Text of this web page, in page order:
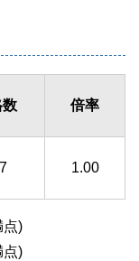
倍率
1.00
点)
点)